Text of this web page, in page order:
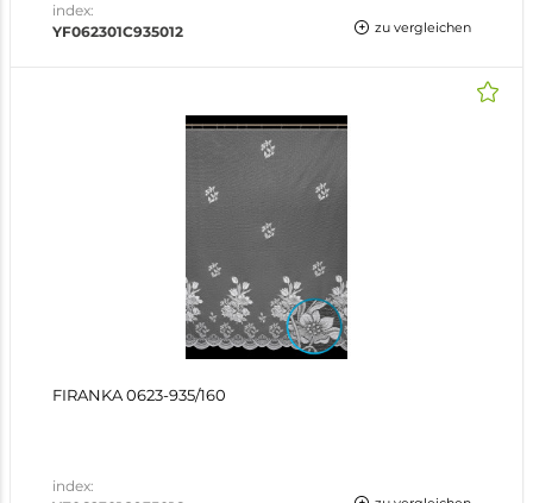
index:
YF062301C935012
zu vergleichen
FIRANKA 0623-935/160
index: